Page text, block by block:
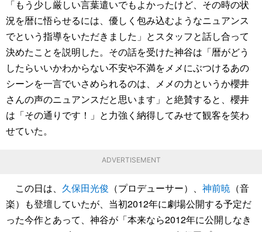
「もう少し厳しい言葉遣いでもよかったけど、その時の状
況を暦に悟らせるには、優しく包み込むようなニュアンス
でという指導をいただきました」とスタッフと話し合って
決めたことを説明した。その話を受けた神谷は「暦がどう
したらいいかわからない不安や不満をメメにぶつけるあの
シーンを一言でいさめられるのは、メメの力というか櫻井
さんの声のニュアンスだと思います」と絶賛すると、櫻井
は「その通りです！」と力強く納得してみせて観客を笑わ
せていた。
ADVERTISEMENT
この日は、 久保田光俊 （プロデューサー）、 神前暁 （音
楽）も登壇していたが、当初2012年に劇場公開する予定だ
った今作とあって、神谷が「本来なら2012年に公開しなき